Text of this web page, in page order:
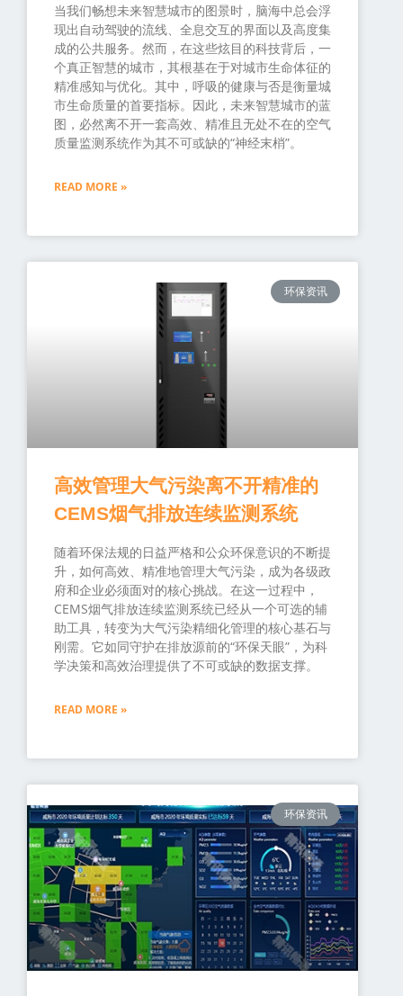
当我们畅想未来智慧城市的图景时，脑海中总会浮
现出自动驾驶的流线、全息交互的界面以及高度集
成的公共服务。然而，在这些炫目的科技背后，一
个真正智慧的城市，其根基在于对城市生命体征的
精准感知与优化。其中，呼吸的健康与否是衡量城
市生命质量的首要指标。因此，未来智慧城市的蓝
图，必然离不开一套高效、精准且无处不在的空气
质量监测系统作为其不可或缺的“神经末梢”。
READ MORE »
环保资讯
高效管理大气污染离不开精准的
CEMS烟气排放连续监测系统
随着环保法规的日益严格和公众环保意识的不断提
升，如何高效、精准地管理大气污染，成为各级政
府和企业必须面对的核心挑战。在这一过程中，
CEMS烟气排放连续监测系统已经从一个可选的辅
助工具，转变为大气污染精细化管理的核心基石与
刚需。它如同守护在排放源前的“环保天眼”，为科
学决策和高效治理提供了不可或缺的数据支撑。
READ MORE »
环保资讯